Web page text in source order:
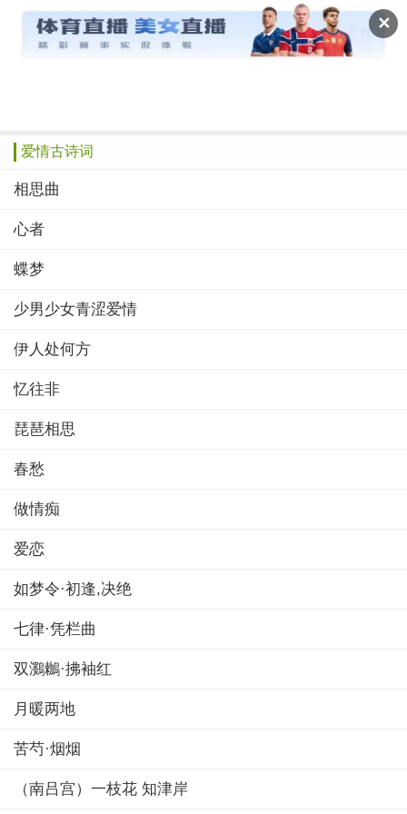
✕
读文斋
推荐 赞榜 绝品 诗歌
爱情古诗词
相思曲
心者
蝶梦
少男少女青涩爱情
伊人处何方
忆往非
琵琶相思
春愁
做情痴
爱恋
如梦令·初逢,决绝
七律·凭栏曲
双鸂鶒·拂袖红
月暖两地
苦芍·烟烟
（南吕宫）一枝花 知津岸